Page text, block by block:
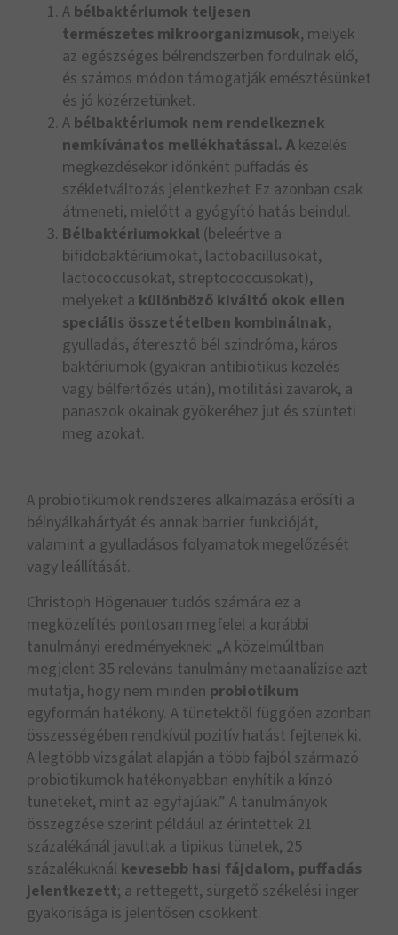
A bélbaktériumok teljesen
természetes mikroorganizmusok, melyek
az egészséges bélrendszerben fordulnak elő,
és számos módon támogatják emésztésünket
és jó közérzetünket.
A bélbaktériumok nem rendelkeznek
nemkívánatos mellékhatással. A kezelés
megkezdésekor időnként puffadás és
székletváltozás jelentkezhet Ez azonban csak
átmeneti, mielőtt a gyógyító hatás beindul.
Bélbaktériumokkal (beleértve a
bifidobaktériumokat, lactobacillusokat,
lactococcusokat, streptococcusokat),
melyeket a különböző kiváltó okok ellen
speciális összetételben kombinálnak,
gyulladás, áteresztő bél szindróma, káros
baktériumok (gyakran antibiotikus kezelés
vagy bélfertőzés után), motilitási zavarok, a
panaszok okainak gyökeréhez jut és szünteti
meg azokat.
A probiotikumok rendszeres alkalmazása erősíti a
bélnyálkahártyát és annak barrier funkcióját,
valamint a gyulladásos folyamatok megelőzését
vagy leállítását.
Christoph Högenauer tudós számára ez a
megközelítés pontosan megfelel a korábbi
tanulmányi eredményeknek: „A közelmúltban
megjelent 35 releváns tanulmány metaanalízise azt
mutatja, hogy nem minden probiotikum
egyformán hatékony. A tünetektől függően azonban
összességében rendkívül pozitív hatást fejtenek ki.
A legtöbb vizsgálat alapján a több fajból származó
probiotikumok hatékonyabban enyhítik a kínzó
tüneteket, mint az egyfajúak.” A tanulmányok
összegzése szerint például az érintettek 21
százalékánál javultak a tipikus tünetek, 25
százalékuknál kevesebb hasi fájdalom, puffadás
jelentkezett; a rettegett, sürgető székelési inger
gyakorisága is jelentősen csökkent.